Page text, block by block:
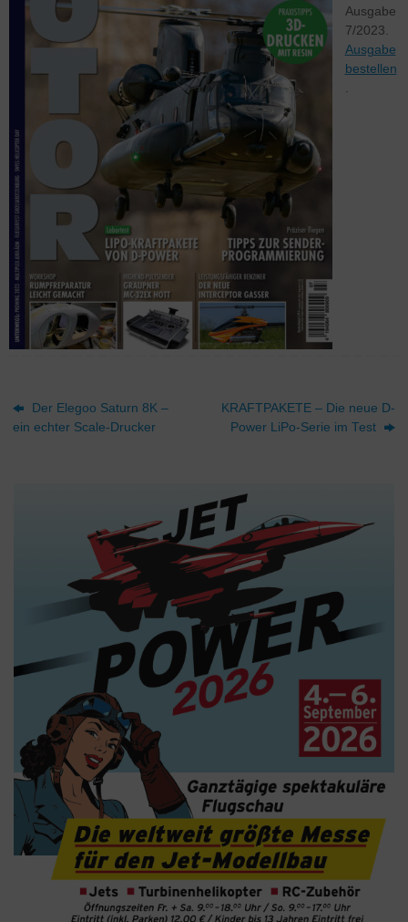
Ausgabe
7/2023.
Ausgabe
bestellen
.
Der Elegoo Saturn 8K –
ein echter Scale-Drucker
KRAFTPAKETE – Die neue D-
Power LiPo-Serie im Test